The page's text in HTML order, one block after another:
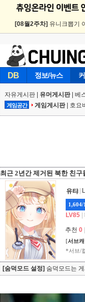
[08월2주차] 유니크뽑기
DB 정보/뉴스
자유게시판 유머게시판| 베
게임공간 게임게시판| 호요
최근 2년간 제거된 북한 친구
유탸
1,604/
LV85
추천 0
[서브
*서브/
[숨덕모드 설정] 숨덕모드는